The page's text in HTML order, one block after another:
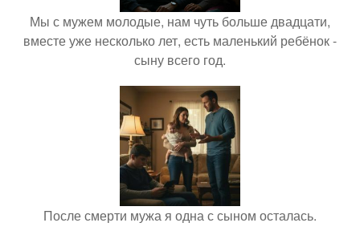
Мы с мужем молодые, нам чуть больше двадцати,
вместе уже несколько лет, есть маленький ребёнок -
сыну всего год.
После смерти мужа я одна с сыном осталась.